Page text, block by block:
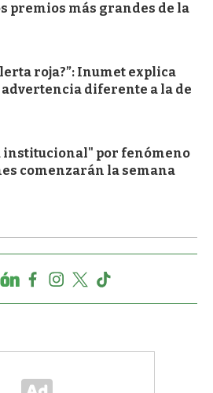
premios más grandes de la
roja?”: Inumet explica
diferente a la de
por fenómeno
comenzarán la semana